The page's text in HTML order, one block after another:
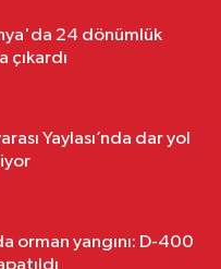
24 dönümlük
çıkardı
Yaylası’nda dar yol
orman yangını: D-400